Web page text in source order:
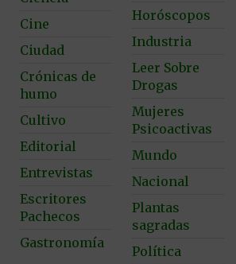
Cine
Ciudad
Crónicas de
humo
Cultivo
Editorial
Entrevistas
Escritores
Pachecos
Gastronomía
Horóscopos
Industria
Leer Sobre
Drogas
Mujeres
Psicoactivas
Mundo
Nacional
Plantas
sagradas
Política